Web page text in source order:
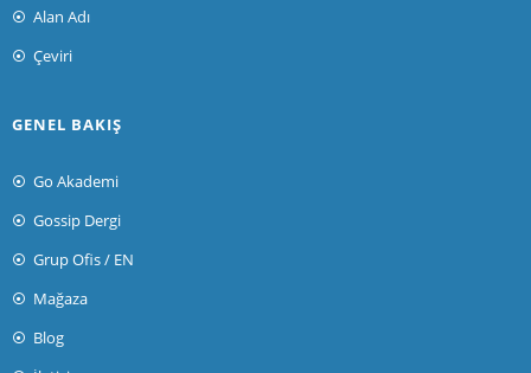
Alan Adı
Çeviri
GENEL BAKIŞ
Go Akademi
Gossip Dergi
Grup Ofis / EN
Mağaza
Blog